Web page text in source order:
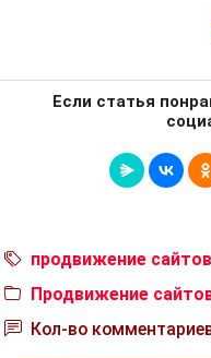
Если статья
продвижение сайтов
Продвижение
Кол-во